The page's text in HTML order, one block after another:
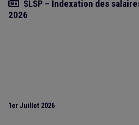
Actualité
SLSP – Indexation des
2026
1er Juillet 2026